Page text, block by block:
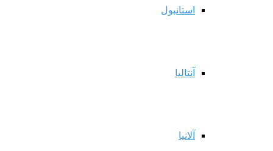
استانبول
آنتالیا
آلانیا